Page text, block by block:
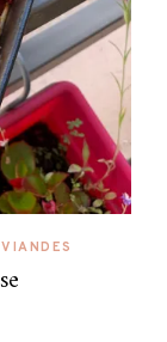
VIANDES